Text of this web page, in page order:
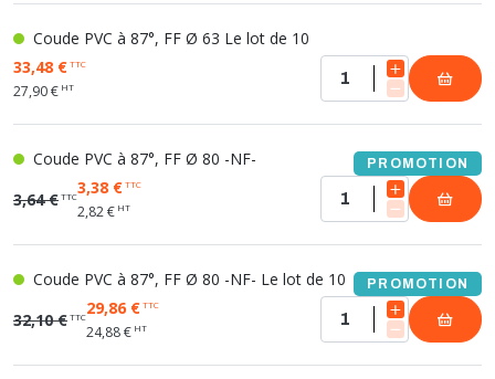
Coude PVC à 87°, FF Ø 63 Le lot de 10
33,48 €TTC
27,90 € HT
Coude PVC à 87°, FF Ø 80 -NF- PROMOTION
3,64 €TTC3,38 €TTC
2,82 € HT
Coude PVC à 87°, FF Ø 80 -NF- Le lot de 10 PROMOTION
32,10 €TTC29,86 €TTC
24,88 € HT